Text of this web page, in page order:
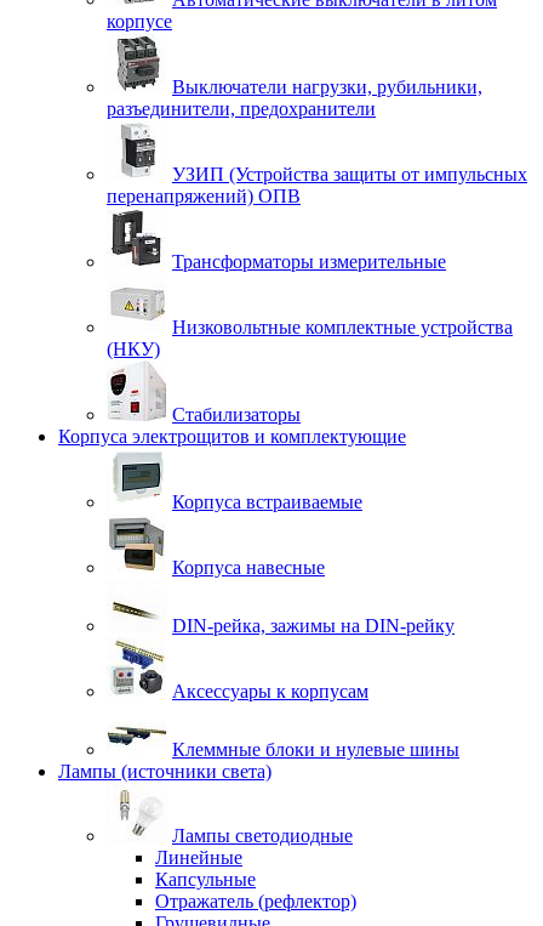
корпусе
Выключатели нагрузки, рубильники,
разъединители, предохранители
УЗИП (Устройства защиты от импульсных
перенапряжений) ОПВ
Трансформаторы измерительные
Низковольтные комплектные устройства
(НКУ)
Стабилизаторы
Корпуса электрощитов и комплектующие
Корпуса встраиваемые
Корпуса навесные
DIN-рейка, зажимы на DIN-рейку
Аксессуары к корпусам
Клеммные блоки и нулевые шины
Лампы (источники света)
Лампы светодиодные
Линейные
Капсульные
Отражатель (рефлектор)